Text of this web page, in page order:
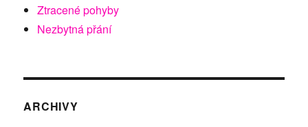
Ztracené pohyby
Nezbytná přání
ARCHIVY